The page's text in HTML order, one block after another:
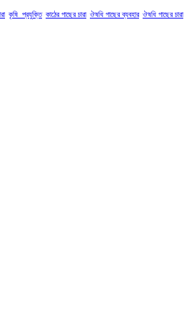
কৃষি_প্রযুক্তি কাঠের গাছের চারা ঔষধি গাছের ব্যবহার ঔষধি গাছের চারা